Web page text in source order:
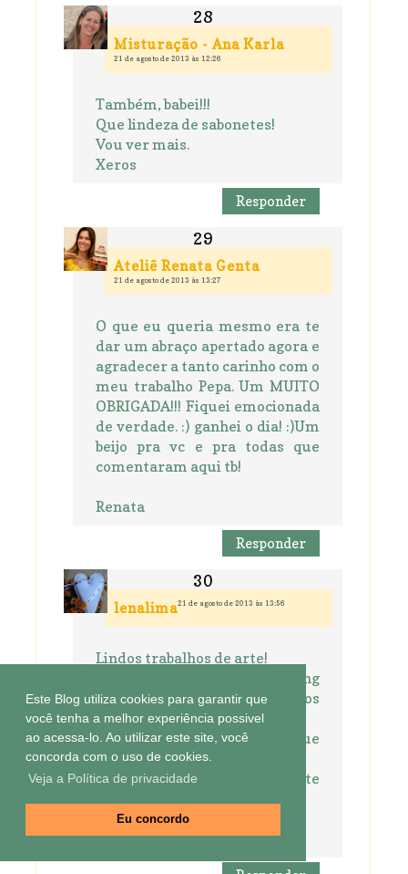
Este Blog utiliza cookies para garantir que
você tenha a melhor experiência possivel
ao acessa-lo. Ao utilizar este site, você
concorda com o uso de cookies.
Veja a Política de privacidade
Eu concordo
Misturação - Ana Karla
21 de agosto de 2013 às 12:26
Também, babei!!!
Que lindeza de sabonetes!
Vou ver mais.
Xeros
Responder
Ateliê Renata Genta
21 de agosto de 2013 às 13:27
O que eu queria mesmo era te
dar um abraço apertado agora e
agradecer a tanto carinho com o
meu trabalho Pepa. Um MUITO
OBRIGADA!!! Fiquei emocionada
de verdade. :) ganhei o dia! :)Um
beijo pra vc e pra todas que
comentaram aqui tb!
Renata
Responder
lenalima21 de agosto de 2013 às 13:56
Lindos trabalhos de arte!
Aqui tem uma loja no Shopping
qdo passo, eu como com os
olhos..
bem de gorda mesmo, mas que
faz vontade isso faz....
falando nisso preciso urgente
bjss